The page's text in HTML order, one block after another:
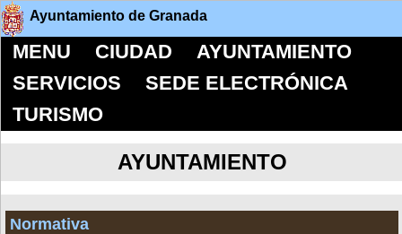
Ayuntamiento de Granada
MENU CIUDAD
AYUNTAMIENTO
SERVICIOS
SEDE ELECTRÓNICA
TURISMO
AYUNTAMIENTO
Normativa